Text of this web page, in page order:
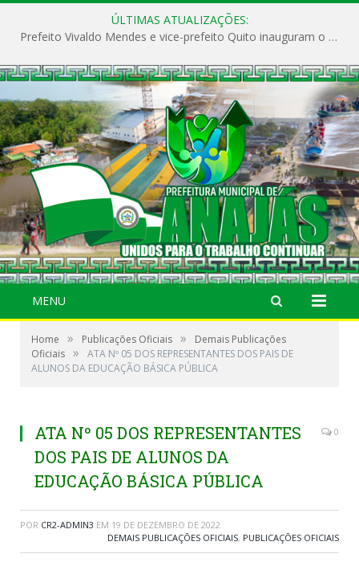
ÚLTIMAS ATUALIZAÇÕES:
Prefeito Vivaldo Mendes e vice-prefeito Quito inauguram o CAPS e fortalecem a saúde pública em Anajás.
MENU
Home » Publicações Oficiais »
Demais Publicações
Oficiais »
ATA Nº 05 DOS REPRESENTANTES DOS PAIS DE
ALUNOS DA EDUCAÇÃO BÁSICA PÚBLICA
ATA Nº 05 DOS REPRESENTANTES
DOS PAIS DE ALUNOS DA
EDUCAÇÃO BÁSICA PÚBLICA
0
POR CR2-ADMIN3 EM 19 DE DEZEMBRO DE 2022
DEMAIS PUBLICAÇÕES OFICIAIS, PUBLICAÇÕES OFICIAIS